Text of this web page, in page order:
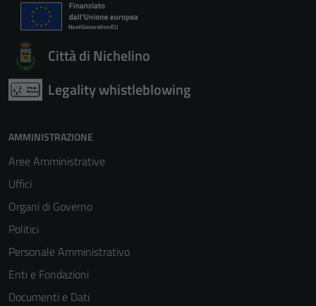
Città di Nichelino
Legality whistleblowing
AMMINISTRAZIONE
Aree Amministrative
Uffici
Organi di Governo
Politici
Personale Amministrativo
Enti e Fondazioni
Documenti e Dati